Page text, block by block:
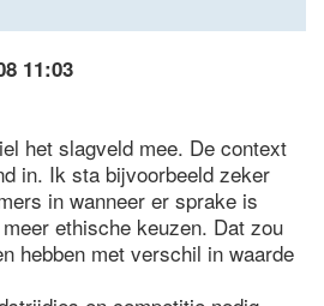
11:03
het slagveld mee. De context
in. Ik sta bijvoorbeeld zeker
in wanneer er sprake is
ethische keuzen. Dat zou
hebben met verschil in waarde